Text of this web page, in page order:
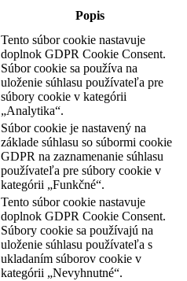
Popis
Tento súbor cookie nastavuje
doplnok GDPR Cookie Consent.
Súbor cookie sa používa na
uloženie súhlasu používateľa pre
súbory cookie v kategórii
„Analytika“.
Súbor cookie je nastavený na
základe súhlasu so súbormi cookie
GDPR na zaznamenanie súhlasu
používateľa pre súbory cookie v
kategórii „Funkčné“.
Tento súbor cookie nastavuje
doplnok GDPR Cookie Consent.
Súbory cookie sa používajú na
uloženie súhlasu používateľa s
ukladaním súborov cookie v
kategórii „Nevyhnutné“.